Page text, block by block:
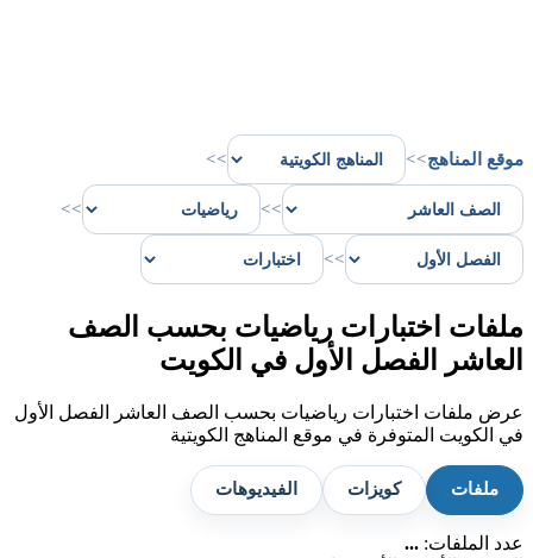
موقع المناهج>>
>>
>>
>>
>>
ملفات اختبارات رياضيات بحسب الصف
العاشر الفصل الأول في الكويت
عرض ملفات اختبارات رياضيات بحسب الصف العاشر الفصل الأول
في الكويت المتوفرة في موقع المناهج الكويتية
ملفات كويزات الفيديوهات
عدد الملفات: ...